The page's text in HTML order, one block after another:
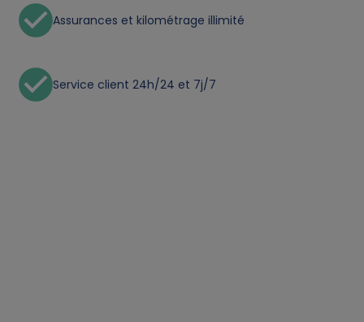
Assurances et kilométrage illimité
Service client 24h/24 et 7j/7
a
n